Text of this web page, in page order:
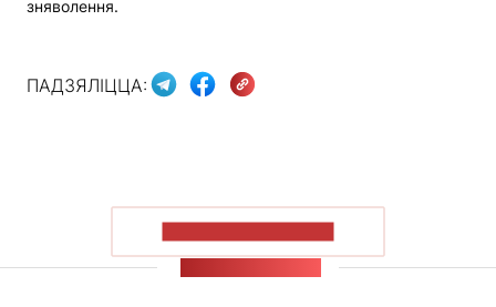
зняволення.
ПАДЗЯЛІЦЦА: